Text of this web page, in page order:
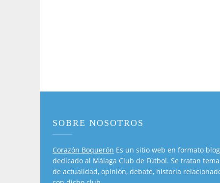
SOBRE NOSOTROS
Corazón Boquerón Es un sitio web en formato blog
dedicado al Málaga Club de Fútbol. Se tratan
de actualidad, opinión, debate, historia